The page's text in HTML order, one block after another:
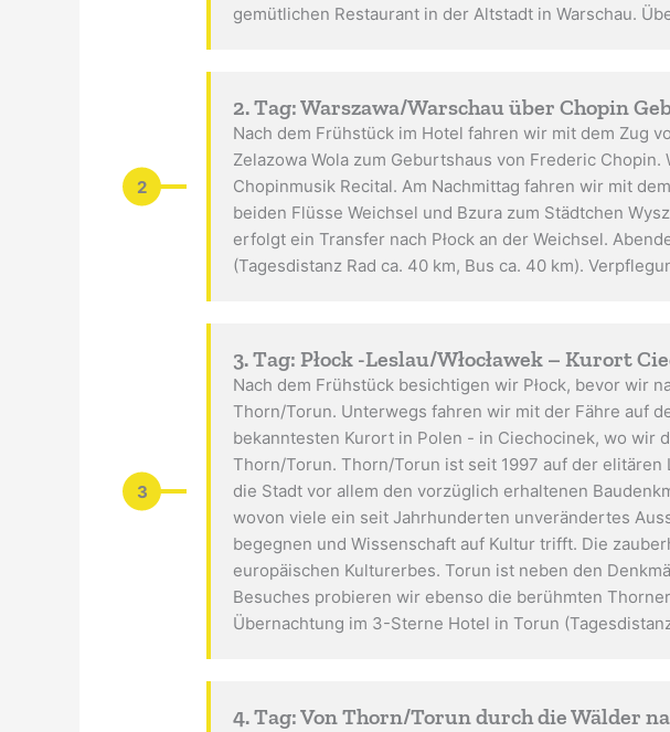
gemütlichen Restaurant in der Altstadt in Warschau.
2
2. Tag: Warszawa/Warschau über Chopin
Nach dem Frühstück im Hotel fahren wir mit dem Zug
Zelazowa Wola zum Geburtshaus von Frederic
Chopinmusik Recital. Am Nachmittag fahren wir mit
beiden Flüsse Weichsel und Bzura zum Städtchen
erfolgt ein Transfer nach Płock an der Weichsel.
(Tagesdistanz Rad ca. 40 km, Bus ca. 40 km).
3
3. Tag: Płock -Leslau/Włocławek – Kurort
Nach dem Frühstück besichtigen wir Płock, bevor wir
Thorn/Torun. Unterwegs fahren wir mit der Fähre auf
bekanntesten Kurort in Polen - in Ciechocinek, wo wir
Thorn/Torun. Thorn/Torun ist seit 1997 auf der
die Stadt vor allem den vorzüglich erhaltenen
wovon viele ein seit Jahrhunderten unverändertes
begegnen und Wissenschaft auf Kultur trifft. Die
europäischen Kulturerbes. Torun ist neben den
Besuches probieren wir ebenso die berühmten
Übernachtung im 3-Sterne Hotel in Torun
4. Tag: Von Thorn/Torun durch die Wälder